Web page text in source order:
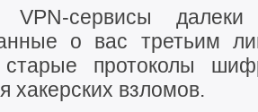
VPN-сервисы
о вас третьим
старые протоколы
хакерских взломов.